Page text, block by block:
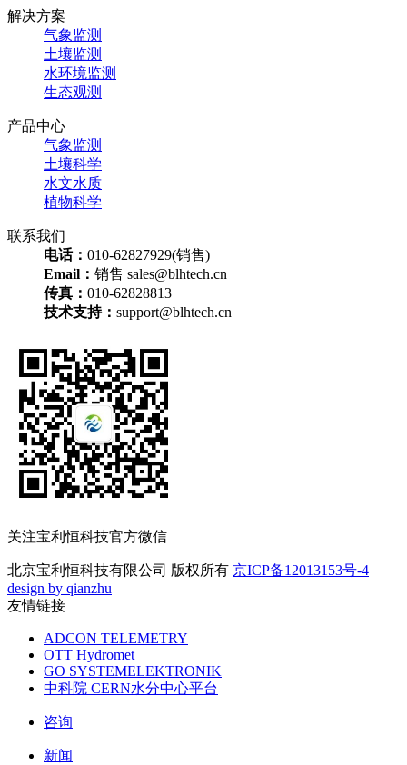
解决方案
气象监测
土壤监测
水环境监测
生态观测
产品中心
气象监测
土壤科学
水文水质
植物科学
联系我们
电话： 010-62827929(销售)
Email： 销售 sales@blhtech.cn
传真： 010-62828813
技术支持： support@blhtech.cn
关注宝利恒科技官方微信
北京宝利恒科技有限公司 版权所有 京ICP备12013153号-4
design by qianzhu
友情链接
ADCON TELEMETRY
OTT Hydromet
GO SYSTEMELEKTRONIK
中科院 CERN水分中心平台
咨询
新闻